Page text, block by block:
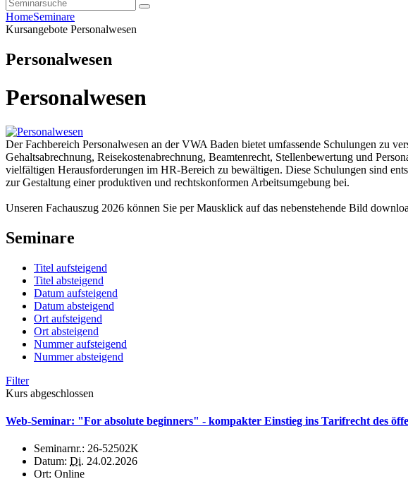
HomeSeminare
Kursangebote Personalwesen
Personalwesen
Personalwesen
Der Fachbereich Personalwesen an der VWA Baden bietet umfassende Schulungen zu
Gehaltsabrechnung, Reisekostenabrechnung, Beamtenrecht, Stellenbewertung und
vielfältigen Herausforderungen im HR-Bereich zu bewältigen. Diese Schulungen sind
zur Gestaltung einer produktiven und rechtskonformen Arbeitsumgebung bei.
Unseren Fachauszug 2026 können Sie per Mausklick auf das nebenstehende Bild
Seminare
Titel aufsteigend
Titel absteigend
Datum aufsteigend
Datum absteigend
Ort aufsteigend
Ort absteigend
Nummer aufsteigend
Nummer absteigend
Filter
Kurs abgeschlossen
Web-Seminar: "For absolute beginners" - kompakter Einstieg ins Tarifrecht des
Seminarnr.: 26-52502K
Datum: Di. 24.02.2026
Ort: Online